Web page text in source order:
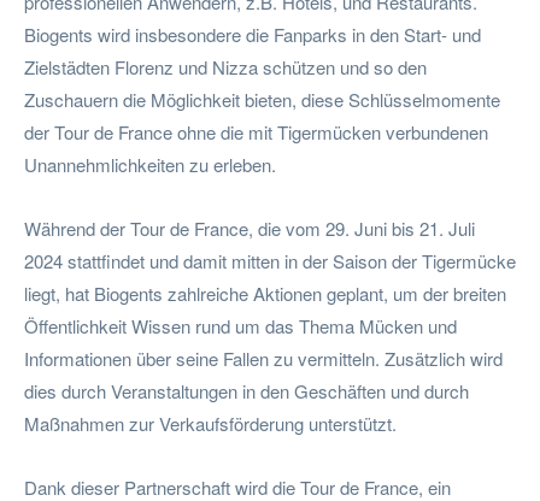
Biogents wird insbesondere die Fanparks in den Start- und
Zielstädten Florenz und Nizza schützen und so den
Zuschauern die Möglichkeit bieten, diese Schlüsselmomente
der Tour de France ohne die mit Tigermücken verbundenen
Unannehmlichkeiten zu erleben.
Während der Tour de France, die vom 29. Juni bis 21. Juli
2024 stattfindet und damit mitten in der Saison der Tigermücke
liegt, hat Biogents zahlreiche Aktionen geplant, um der breiten
Öffentlichkeit Wissen rund um das Thema Mücken und
Informationen über seine Fallen zu vermitteln. Zusätzlich wird
dies durch Veranstaltungen in den Geschäften und durch
Maßnahmen zur Verkaufsförderung unterstützt.
Dank dieser Partnerschaft wird die Tour de France, ein